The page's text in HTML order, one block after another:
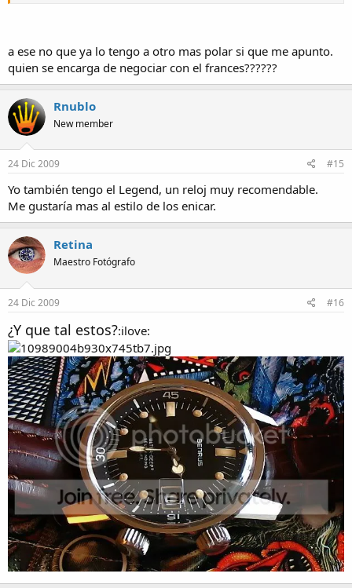
a ese no que ya lo tengo a otro mas polar si que me apunto.
quien se encarga de negociar con el frances??????
Rnublo
New member
24 Dic 2009 #15
Yo también tengo el Legend, un reloj muy recomendable.
Me gustaría mas al estilo de los enicar.
Retina
Maestro Fotógrafo
24 Dic 2009 #16
¿Y que tal estos?:ilove: